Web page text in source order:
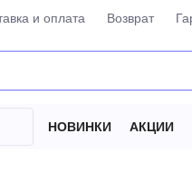
и оплата Возврат
НОВИНКИ АКЦИИ